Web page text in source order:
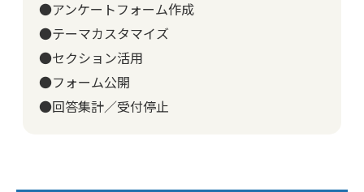
●アンケートフォーム作成
●テーマカスタマイズ
●セクション活用
●フォーム公開
●回答集計／受付停止